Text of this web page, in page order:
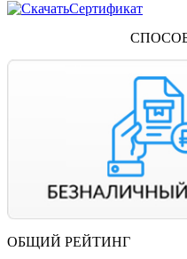
Сертификат
Вы можете оплатить свой
ОБЩИЙ РЕЙТИНГ